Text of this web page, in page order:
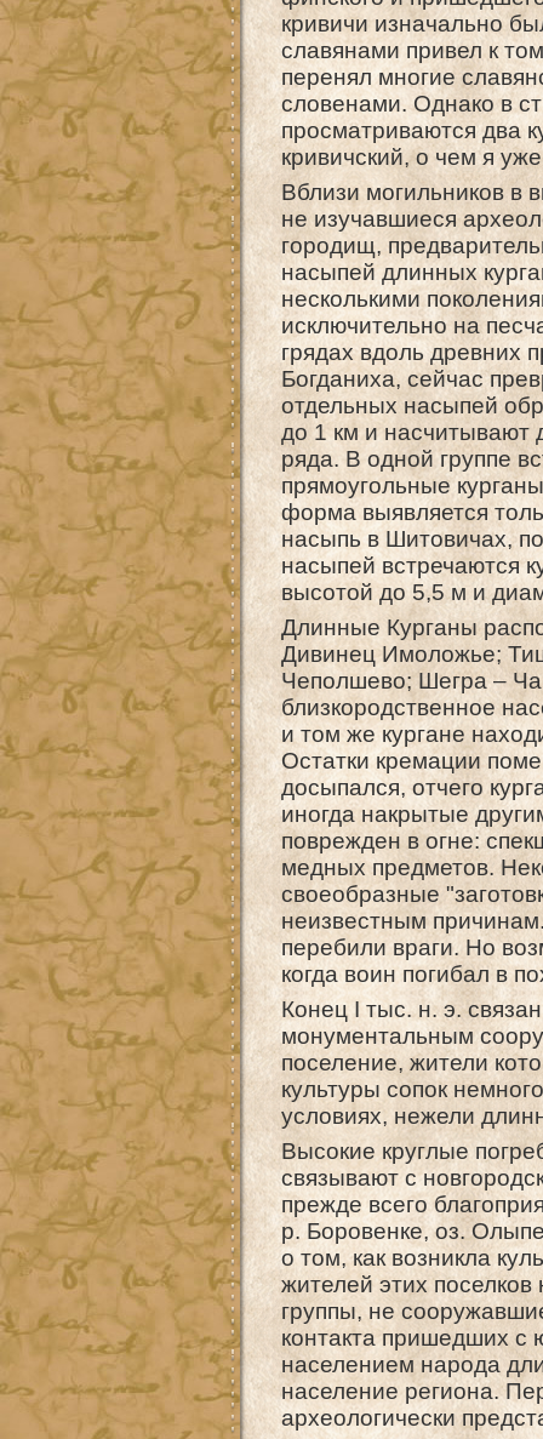
кривичи изначально
славянами привел к
перенял многие
словенами. Однако в
просматриваются два
кривичский, о чем я
Вблизи могильников в
не изучавшиеся
городищ,
насыпей длинных
несколькими
исключительно на
грядах вдоль древних
Богданиха, сейчас
отдельных насыпей
до 1 км и насчитывают
ряда. В одной группе
прямоугольные
форма выявляется
насыпь в Шитовичах,
насыпей встречаются
высотой до 5,5 м и
Длинные Курганы
Дивинец Имоложье;
Чеполшево; Шегра –
близкородственное
и том же кургане
Остатки кремации
досыпался, отчего
иногда накрытые
поврежден в огне:
медных предметов.
своеобразные
неизвестным
перебили враги. Но
когда воин погибал в
Конец I тыс. н. э.
монументальным
поселение, жители
культуры сопок
условиях, нежели
Высокие круглые
связывают с
прежде всего
р. Боровенке, оз.
о том, как возникла
жителей этих
группы, не
контакта пришедших с
населением народа
население региона.
археологически